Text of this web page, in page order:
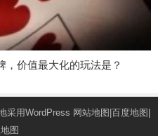
，价值最大化的玩法是？
采用WordPress 网站地图 百度地图
图